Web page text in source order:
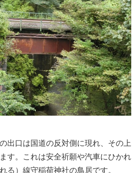
出口は国道の反対側に現れ、その上
す。これは安全祈願や汽車にひかれ
る）線守稲荷神社の鳥居です。